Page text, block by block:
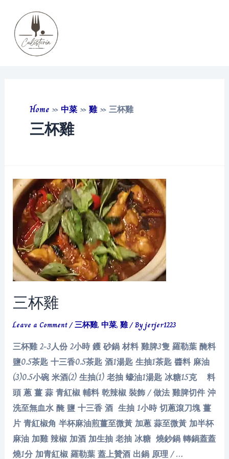
content
Home »中菜 »雞»三杯雞
三杯雞
三杯雞
Leave a Comment/三杯雞,中菜,雞/ Byjerjer1223
三杯雞 2-3人份 2小時 鑊 砂鍋 材料 雞脾3隻 羅勒葉 醃料
鹽0.5茶匙 十三香0.5茶匙 酒1湯匙 生抽1茶匙 醬料 麻油
(3)0.5小碗 米酒(2) 生抽(1) 老抽 蠔油1湯匙 冰糖15克 料
頭 蔥 薑 蒜 青紅椒 輔料 乾辣椒 裝飾 / 做法 雞脾切件 沖
洗至無血水 醃 鹽 十三香 酒 生抽 1小時 切蔥滾刀塊 薑
片 青紅椒角 半杯麻油煎薑至微黃 加蔥 蒜至微黃 加半杯
麻油 加雞 辣椒 加酒 加生抽 老抽 冰糖 燒鈔鍋 轉鍋蓋蓋
燒1分 加青紅椒 羅勒葉 蓋上贊酒 出鍋 原理 / …